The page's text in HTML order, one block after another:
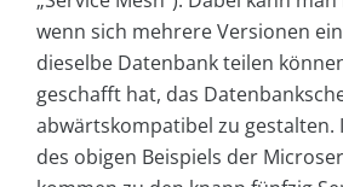
wenn sich mehrere Versionen
dieselbe Datenbank teilen
geschafft hat, das
abwärtskompatibel zu gestalten.
des obigen Beispiels der